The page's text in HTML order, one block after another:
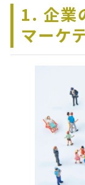
1. 企業
マーケ